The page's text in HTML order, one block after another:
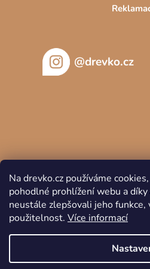
Na drevko.cz používáme
pohodlné prohlížení webu a
neustále zlepšovali jeho funkce,
použitelnost. Více informací
@drevko.cz